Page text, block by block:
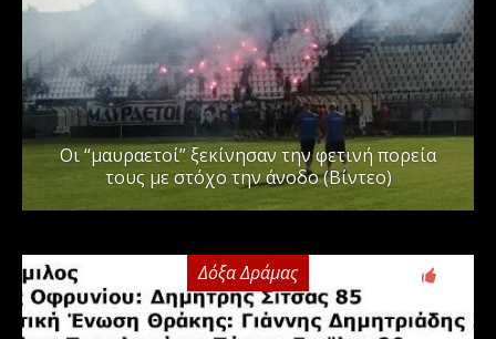
Οι “μαυραετοί” ξεκίνησαν την φετινή πορεία
τους με στόχο την άνοδο (Βίντεο)
Δόξα Δράμας